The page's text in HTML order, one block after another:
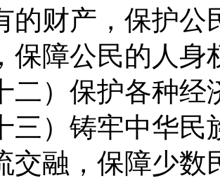
的财产，保护公
保障公民的人身
）保护各种经
）铸牢中华民
交融，保障少数